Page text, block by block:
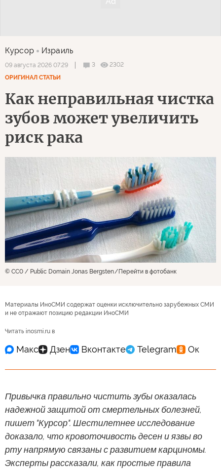
Курсор Израиль
09 августа 2026 07:29 3
2302
ОРИГИНАЛ СТАТЬИ
Как неправильная чистка
зубов может увеличить
риск рака
© CC0 / Public Domain Jonas Bergsten Перейти в фотобанк
Материалы ИноСМИ содержат оценки исключительно зарубежных СМИ
и не отражают позицию редакции ИноСМИ
Читать inosmi.ru в
Привычка правильно чистить зубы оказалась
надежной защитой от смертельных болезней,
пишет "Курсор". Шестилетнее исследование
доказало, что кровоточивость десен и язвы во
рту напрямую связаны с развитием карциномы.
Эксперты рассказали, как простые правила